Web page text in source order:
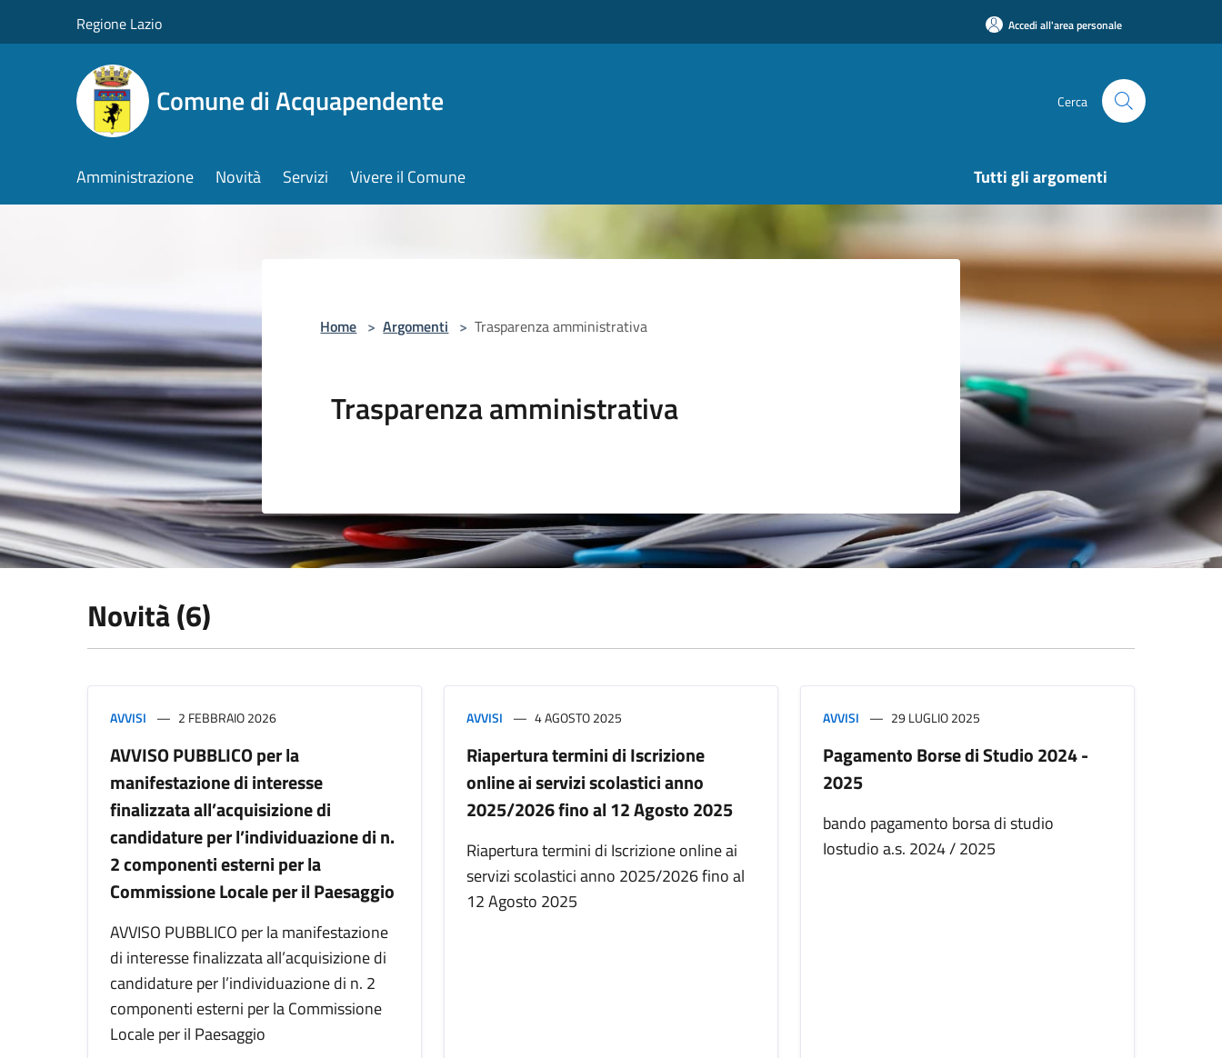
Regione Lazio Accedi all'area personale
Comune di Acquapendente Cerca
Amministrazione Novità Servizi Vivere il Comune Tutti gli argomenti
Home > Argomenti > Trasparenza amministrativa
Trasparenza amministrativa
Novità (6)
AVVISI 2 FEBBRAIO 2026
AVVISO PUBBLICO per la
manifestazione di interesse
finalizzata all’acquisizione di
candidature per l’individuazione di n.
2 componenti esterni per la
Commissione Locale per il Paesaggio
AVVISO PUBBLICO per la manifestazione
di interesse finalizzata all’acquisizione di
candidature per l’individuazione di n. 2
componenti esterni per la Commissione
Locale per il Paesaggio
AVVISI 4 AGOSTO 2025
Riapertura termini di Iscrizione
online ai servizi scolastici anno
2025/2026 fino al 12 Agosto 2025
Riapertura termini di Iscrizione online ai
servizi scolastici anno 2025/2026 fino al
12 Agosto 2025
AVVISI 29 LUGLIO 2025
Pagamento Borse di Studio 2024 -
2025
bando pagamento borsa di studio
Iostudio a.s. 2024 / 2025